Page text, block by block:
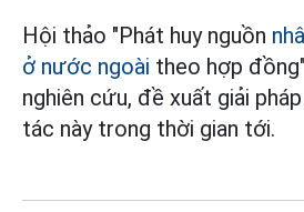
Hội thảo "Phát huy nguồn
ở nước ngoài theo hợp
nghiên cứu, đề xuất giải
tác này trong thời gian tới.